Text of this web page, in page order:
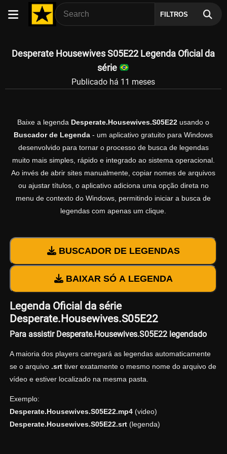
FILTROS
Desperate Housewives S05E22 Legenda Oficial da
série
Publicado há 11 meses
Baixe a legenda Desperate.Housewives.S05E22 usando o
Buscador de Legenda - um aplicativo gratuito para Windows
desenvolvido para tornar o processo de busca de legendas
muito mais simples, rápido e integrado ao sistema operacional.
Ao invés de abrir sites manualmente, copiar nomes de arquivos
ou ajustar títulos, o aplicativo adiciona uma opção direta no
menu de contexto do Windows, permitindo iniciar a busca de
legendas com apenas um clique.
BUSCADOR DE LEGENDAS
BAIXAR SÓ A LEGENDA
Legenda Oficial da série
Desperate.Housewives.S05E22
Para assistir Desperate.Housewives.S05E22 legendado
A maioria dos players carregará as legendas automaticamente
se o arquivo .srttiver exatamente o mesmo nome do arquivo de
vídeo e estiver localizado na mesma pasta.
Exemplo:
Desperate.Housewives.S05E22.mp4(video)
Desperate.Housewives.S05E22.srt(legenda)